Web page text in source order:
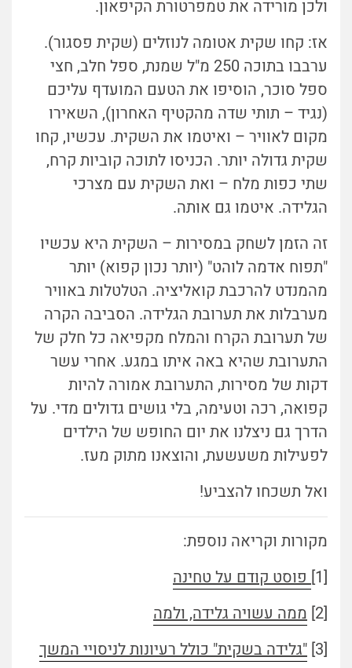
ולכן מורידה את טמפרטורת הקיפאון.
אז: קחו שקית אטומה לנוזלים (שקית פסגור).
ערבבו בתוכה 250 מ"ל שמנת, ספל חלב, חצי
ספל סוכר, הוסיפו את הטעם המועדף עליכם
(נגיד – תותי שדה מהקטיף האחרון), השאירו
מקום לאוויר – ואיטמו את השקית. עכשיו, קחו
שקית גדולה יותר. הכניסו לתוכה קוביות קרח,
שתי כפות מלח – ואת השקית עם מצרכי
הגלידה. איטמו גם אותה.
זה הזמן לשחק במסירות – השקית היא עכשיו
"תפוח אדמה לוהט" (יותר נכון קפוא) יותר
מהמנדט להרכבת קואליציה. הטלטלות באוויר
מערבלות את תערובת הגלידה. הסביבה הקרה
של תערובת הקרח והמלח מקפיאה כל חלק של
התערובת שהיא באה איתו במגע. אחרי עשר
דקות של מסירות, התערובת אמורה להיות
קפואה, רכה וטעימה, בלי גושים גדולים מדי. על
הדרך גם ניצלנו את יום החופש של הילדים
לפעילות משעשעת, והוצאנו מתוק מעז.
ואל תשכחו להצביע!
מקורות וקריאה נוספת:
[1]
פוסט קודם על טחינה
[2]
ממה עשויה גלידה, ולמה
[3]
"גלידה בשקית" כולל רעיונות לניסויי המשך